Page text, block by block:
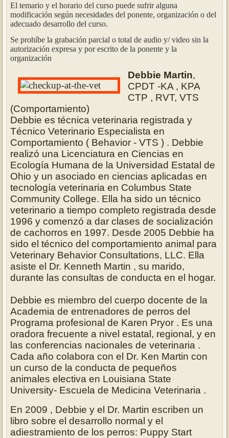
El temario y el horario del curso puede sufrir alguna
modificación según necesidades del ponente, organización o del
adecuado desarrollo del curso.
Se prohíbe la grabación parcial o total de audio y/ video sin la
autorización expresa y por escrito de la ponente y la
organización
Debbie Martin,
CPDT -KA , KPA
CTP , RVT, VTS
(Comportamiento)
Debbie es técnica veterinaria registrada y
Técnico Veterinario Especialista en
Comportamiento ( Behavior - VTS ) . Debbie
realizó una Licenciatura en Ciencias en
Ecología Humana de la Universidad Estatal de
Ohio y un asociado en ciencias aplicadas en
tecnología veterinaria en Columbus State
Community College. Ella ha sido un técnico
veterinario a tiempo completo registrada desde
1996 y comenzó a dar clases de socialización
de cachorros en 1997. Desde 2005 Debbie ha
sido el técnico del comportamiento animal para
Veterinary Behavior Consultations, LLC. Ella
asiste el Dr. Kenneth Martin , su marido,
durante las consultas de conducta en el hogar.
Debbie es miembro del cuerpo docente de la
Academia de entrenadores de perros del
Programa profesional de Karen Pryor . Es una
oradora frecuente a nivel estatal, regional, y en
las conferencias nacionales de veterinaria .
Cada año colabora con el Dr. Ken Martin con
un curso de la conducta de pequeños
animales electiva en Louisiana State
University- Escuela de Medicina Veterinaria .
En 2009 , Debbie y el Dr. Martin escriben un
libro sobre el desarrollo normal y el
adiestramiento de los perros: Puppy Start